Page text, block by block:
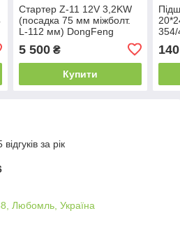
Стартер Z-11 12V 3,2KW
(посадка 75 мм міжболт.
L-112 мм) DongFeng
180/220/240
5 500₴
Купити
140
за рік
Любомль, Україна